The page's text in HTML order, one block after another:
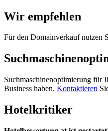
Wir empfehlen
Für den Domainverkauf nutzen
Suchmaschinenoptimierung für
Business haben. Kontaktieren
Hotelkritiker